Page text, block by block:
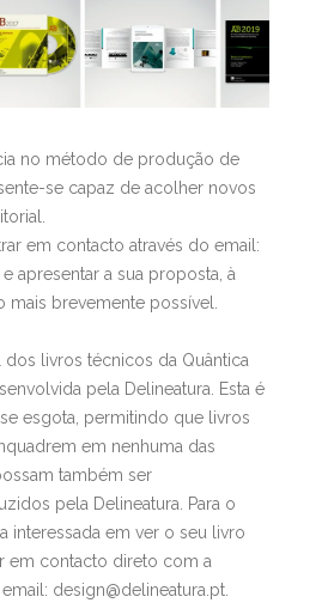
no método de produção de
se capaz de acolher novos
em contacto através do email:
apresentar a sua proposta, à
brevemente possível.
livros técnicos da Quântica
pela Delineatura. Esta é
esgota, permitindo que livros
em nenhuma das
também ser
pela Delineatura. Para o
interessada em ver o seu livro
em contacto direto com a
design@delineatura.pt.